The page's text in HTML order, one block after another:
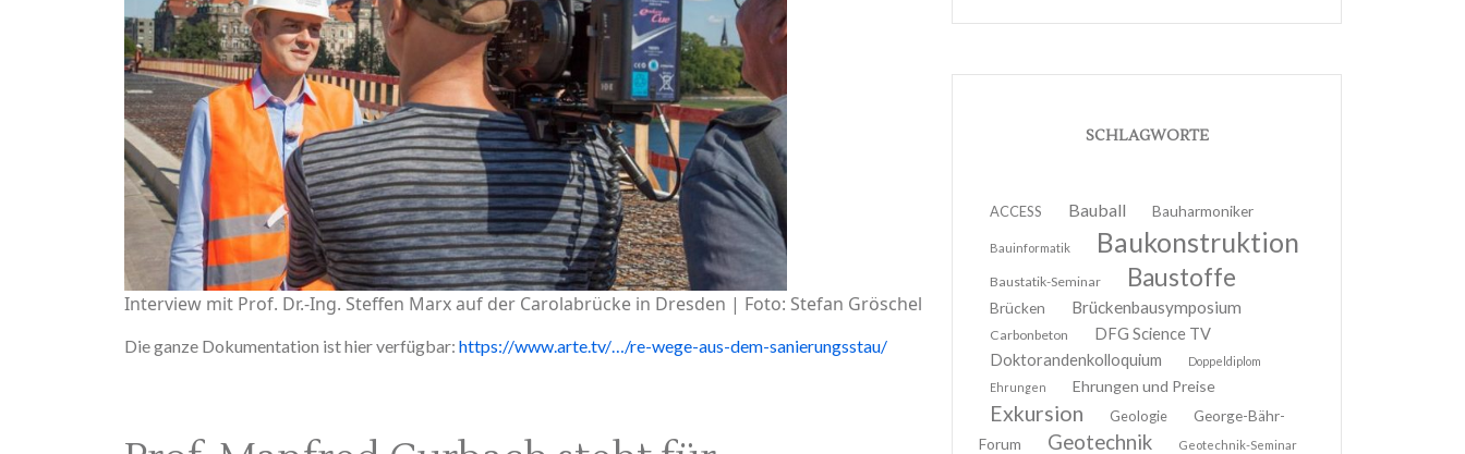
Interview mit Prof. Dr.-Ing. Steffen Marx auf der Carolabrücke in Dresden | Foto: Stefan Gröschel
Die ganze Dokumentation ist hier verfügbar: https://www.arte.tv/…/re-wege-aus-dem-sanierungsstau/
SCHLAGWORTE
ACCESS Bauball Bauharmoniker
Bauinformatik Baukonstruktion
Baustatik-Seminar Baustoffe
Brücken Brückenbausymposium
Carbonbeton
DFG Science TV
Doktorandenkolloquium
Doppeldiplom
Ehrungen
Ehrungen und Preise
Exkursion Geologie
George-Bähr-
Forum
Geotechnik Geotechnik-Seminar